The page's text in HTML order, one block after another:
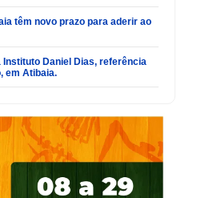
têm novo prazo para aderir ao
Daniel Dias, referência
em Atibaia.